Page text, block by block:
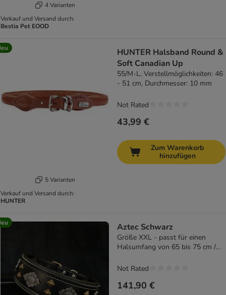
4 Varianten
Verkauf und Versand durch:
Bestia Pet EOOD
5 Varianten
Verkauf und Versand durch:
HUNTER
HUNTER Halsband Round &
Soft Canadian Up
55/M-L, Verstellmöglichkeiten: 46
- 51 cm, Durchmesser: 10 mm
43,99 €
Not Rated
Zum Warenkorb
hinzufügen
Aztec Schwarz
Größe XXL - passt für einen
Halsumfang von 65 bis 75 cm /
141,90 €
Not Rated